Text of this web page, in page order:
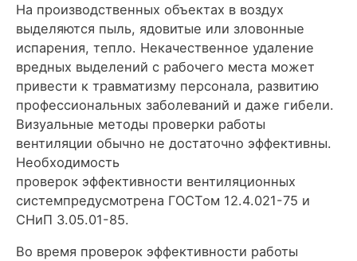
На производственных объектах в воздух
выделяются пыль, ядовитые или зловонные
испарения, тепло. Некачественное удаление
вредных выделений с рабочего места может
привести к травматизму персонала, развитию
профессиональных заболеваний и даже гибели.
Визуальные методы проверки работы
вентиляции обычно не достаточно эффективны.
Необходимость
проверок эффективности вентиляционных
системпредусмотрена ГОСТом 12.4.021-75 и
СНиП 3.05.01-85.
Во время проверок эффективности работы